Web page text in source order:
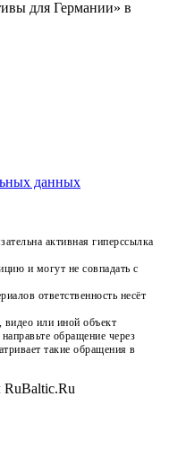
для Германии» в
данных
активная гиперссылка
и могут не совпадать с
ответственность несёт
видео или иной объект
обращение через
такие обращения в
RuBaltic.Ru